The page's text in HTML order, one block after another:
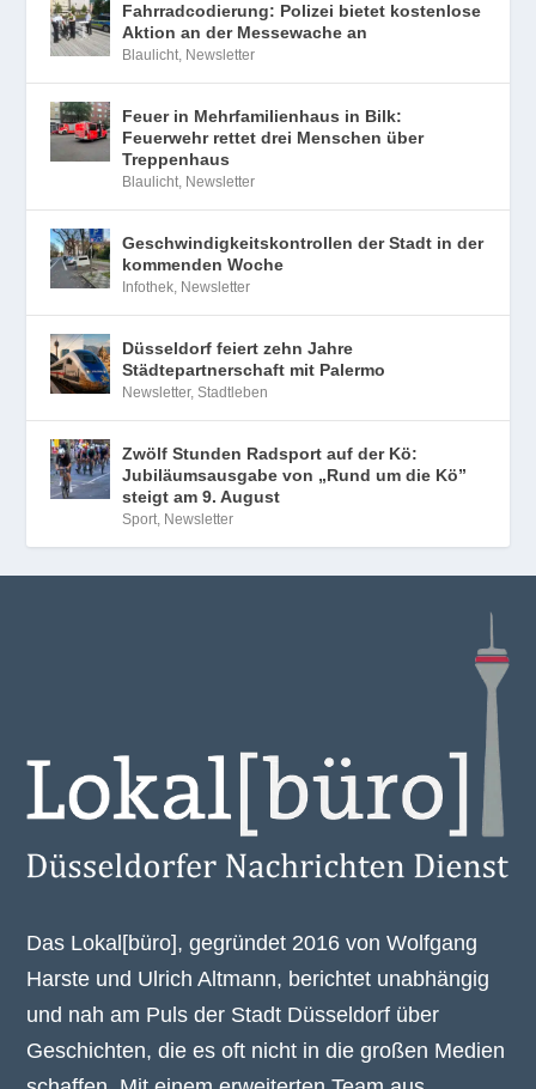
Fahrradcodierung: Polizei bietet kostenlose
Aktion an der Messewache an
Blaulicht, Newsletter
Feuer in Mehrfamilienhaus in Bilk:
Feuerwehr rettet drei Menschen über
Treppenhaus
Blaulicht, Newsletter
Geschwindigkeitskontrollen der Stadt in der
kommenden Woche
Infothek, Newsletter
Düsseldorf feiert zehn Jahre
Städtepartnerschaft mit Palermo
Newsletter,Stadtleben
Zwölf Stunden Radsport auf der Kö:
Jubiläumsausgabe von „Rund um die Kö”
steigt am 9. August
Sport, Newsletter
Das Lokal[büro], gegründet 2016 von Wolfgang
Harste und Ulrich Altmann, berichtet unabhängig
und nah am Puls der Stadt Düsseldorf über
Geschichten, die es oft nicht in die großen Medien